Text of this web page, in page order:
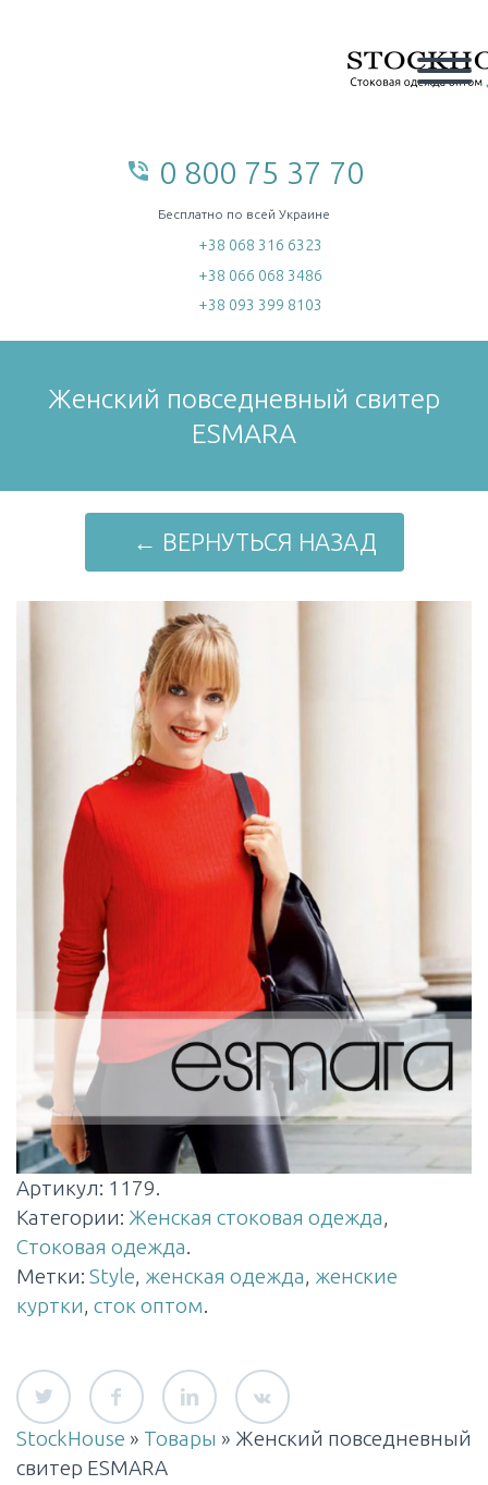
phone_in_talk 0 800 75 37 70
Бесплатно по всей Украине
+38 068 316 6323
+38 066 068 3486
+38 093 399 8103
Женский повседневный свитер
ESMARA
← ВЕРНУТЬСЯ НАЗАД
Артикул: 1179.
Категории: Женская стоковая одежда,
Стоковая одежда.
Метки: Style, женская одежда, женские
куртки, сток оптом.
StockHouse » Товары » Женский повседневный
свитер ESMARA